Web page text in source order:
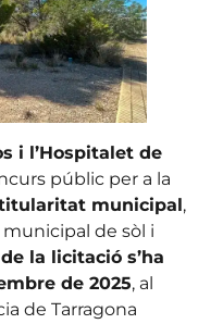
i l’Hospitalet de
públic per a la
titularitat municipal,
de sòl i
la licitació s’ha
de 2025, al
de Tarragona